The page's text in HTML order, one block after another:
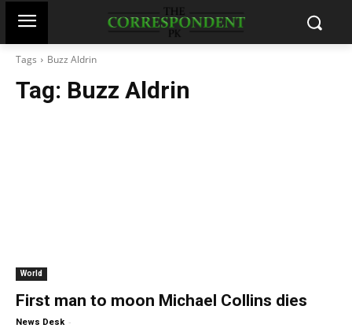
Tags Buzz Aldrin
Tag: Buzz Aldrin
World
First man to moon Michael Collins dies
News Desk -